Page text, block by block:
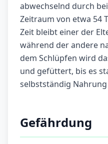
abwechselnd durch
Zeitraum von etwa 54
Zeit bleibt einer der
während der andere
dem Schlüpfen wird
und gefüttert, bis es
selbstständig
Gefährdung